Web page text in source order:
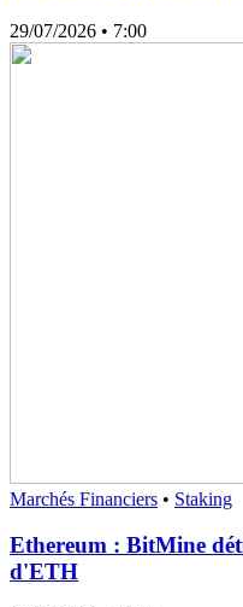
29/07/2026 • 7:00
Marchés Financiers • Staking
Ethereum : BitMine
d'ETH